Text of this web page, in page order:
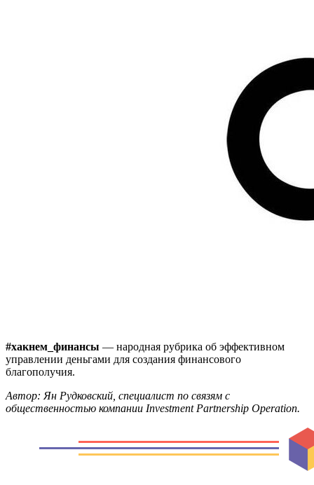
#хакнем_финансы — народная рубрика об эффективном
управлении деньгами для создания финансового
благополучия.
Автор: Ян Рудковский, специалист по связям с
общественностью компании Investment Partnership Operation.